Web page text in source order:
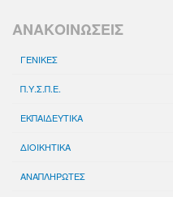
ΑΝΑΚΟΙΝΩΣΕΙΣ
ΓΕΝΙΚΕΣ
Π.Υ.Σ.Π.Ε.
ΕΚΠΑΙΔΕΥΤΙΚΑ
ΔΙΟΙΚΗΤΙΚΑ
ΑΝΑΠΛΗΡΩΤΕΣ